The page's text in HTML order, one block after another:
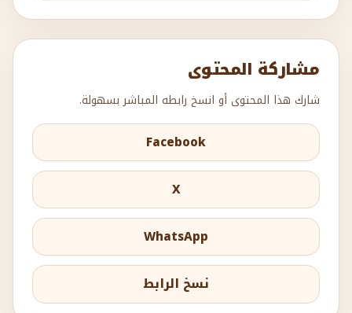
مشاركة المحتوى
شارك هذا المحتوى أو انسخ رابطه المباشر بسهولة.
Facebook
X
WhatsApp
نسخ الرابط